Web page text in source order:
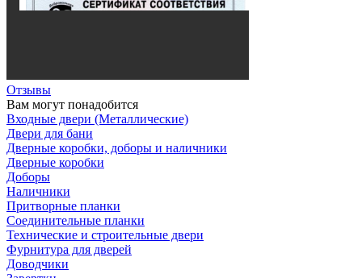
Отзывы
Вам могут понадобится
Входные двери (Металлические)
Двери для бани
Дверные коробки, доборы и наличники
Дверные коробки
Доборы
Наличники
Притворные планки
Соединительные планки
Технические и строительные двери
Фурнитура для дверей
Доводчики